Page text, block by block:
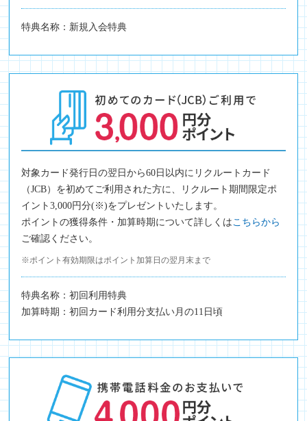
特典名称：新規入会特典
対象カード発行日の翌日から60日以内にリクルートカード
（JCB）を初めてご利用された方に、リクルート期間限定ポ
イント3,000円分(※)をプレゼントいたします。
ポイントの獲得条件・加算時期について詳しくは こちらから
ご確認ください。
※ポイント有効期限はポイント加算日の翌月末まで
特典名称：初回利用特典
加算時期：初回カード利用分支払い月の11日頃